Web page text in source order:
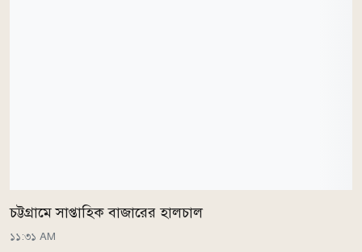
চট্টগ্রামে সাপ্তাহিক বাজারের হালচাল
১১:৩১ AM